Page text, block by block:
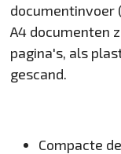
documentinvoer
A4 documenten
pagina's, als
gescand.
Compacte